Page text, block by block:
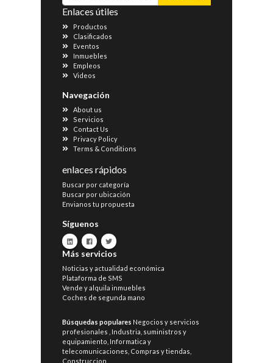
Enlaces útiles
Productos
Clasificados
Eventos
Inmuebles
Empleos
Videos
Navegación
About us
Servicios
Contact Us
Privacy Policy
Terms & Conditions
enlaces rápidos
Buscar por categoría
Buscar por ubicación
Envianos tu propuesta
Síguenos
Más servicios
Noticias y actualidad económica
Plataforma de SMS
Vende y alquila inmuebles
Coches de segunda mano
Búsquedas populares Negocios y servicios
profesionales
Industria, suministros y
equipamiento Informatica y
telecomunicaciones Compras y tiendas
Construccion